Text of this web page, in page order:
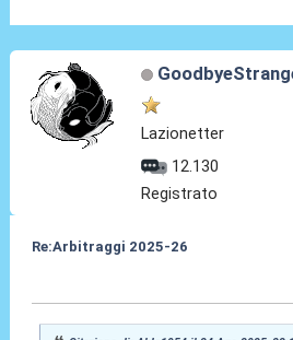
Lazionetter
12.130
Registrato
Re:Arbitraggi 2025-26